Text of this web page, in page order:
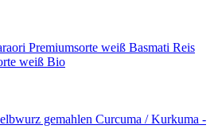
Basmati Reis
weiß Bio
Curcuma / Kurkuma -